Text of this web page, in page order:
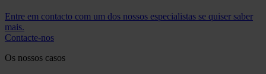
Entre em contacto com um dos nossos especialistas se quiser saber
mais.
Contacte-nos
Os nossos casos